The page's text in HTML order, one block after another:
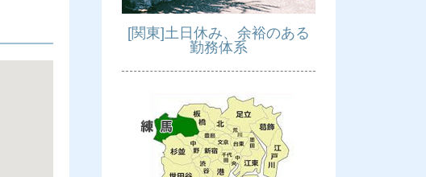
[関東]土日休み、余裕のある
勤務体系